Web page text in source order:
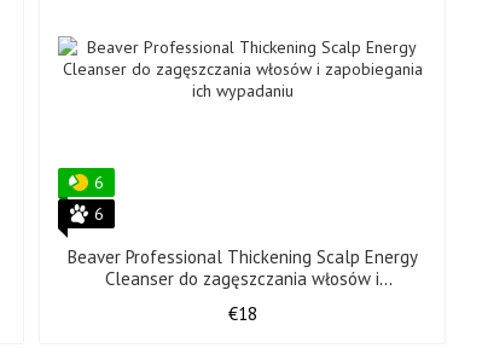
6
6
Beaver Professional Thickening Scalp Energy
Cleanser do zagęszczania włosów i
€18